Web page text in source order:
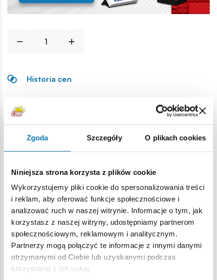
Zgoda Szczegóły O plikach cookies
Niniejsza strona korzysta z plików cookie
Wykorzystujemy pliki cookie do spersonalizowania treści
i reklam, aby oferować funkcje społecznościowe i
analizować ruch w naszej witrynie. Informacje o tym, jak
korzystasz z naszej witryny, udostępniamy partnerom
społecznościowym, reklamowym i analitycznym.
Partnerzy mogą połączyć te informacje z innymi danymi
otrzymanymi od Ciebie lub uzyskanymi podczas
korzystania z ich usług.
Historia cen
Opis
Lokalizacja produktu:
Ostrzeżenie
Nieodpowiednie dla dzieci w wieku poniżej 3 lat. Zawiera
małe części, które mogą zostać połknięte lub wchłonięte
(ryzyko zadławienia). Zalecamy zachowanie opakowania w
celach informacyjnych. Zachowuje się prawo do zmiany
kolorów i szczegółów technicznych.